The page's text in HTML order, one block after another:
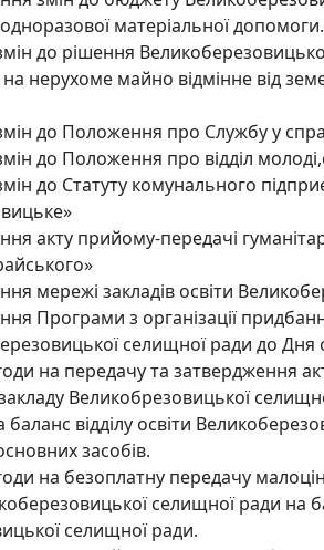
матеріальної допомоги.
до рішення
нерухоме майно відмінне від
до Положення про Службу у
до Положення про відділ
до Статуту комунального
акту прийому-передачі
мережі закладів освіти
Програми з організації
селищної ради до
на передачу та затвердження
Великобрезовицької
баланс відділу освіти
засобів.
на безоплатну передачу
селищної ради на
селищної ради.